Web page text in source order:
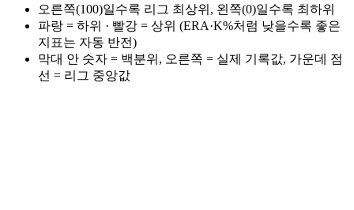
오른쪽(100)일수록 리그 최상위, 왼쪽(0)일수록 최하위
파랑 = 하위 · 빨강 = 상위 (ERA·K%처럼 낮을수록 좋은
지표는 자동 반전)
막대 안 숫자 = 백분위, 오른쪽 = 실제 기록값, 가운데 점
선 = 리그 중앙값